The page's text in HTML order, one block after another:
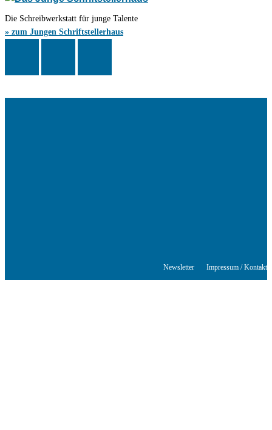
Die Schreibwerkstatt für junge Talente
» zum Jungen Schriftstellerhaus
Newsletter
Impressum / Kontakt